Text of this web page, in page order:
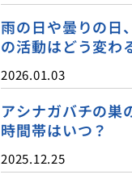
雨の日や曇りの日
の活動はどう変わ
2026.01.03
アシナガバチの巣
時間帯はいつ？
2025.12.25